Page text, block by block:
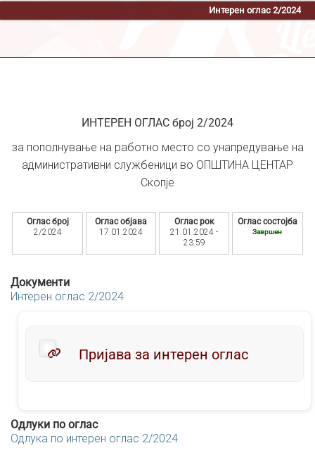
Интерен оглас 2/2024
ИНТЕРЕН ОГЛАС број 2/2024
за пополнување на работно место со унапредување на
административни службеници во ОПШТИНА ЦЕНТАР
Скопје
Оглас број
2/2024
Оглас објава
17.01.2024
Оглас рок
21.01.2024 -
23:59
Оглас состојба
Завршен
Документи
Интерен оглас 2/2024
Пријава за интерен оглас
Одлуки по оглас
Одлукa по интерен оглас 2/2024